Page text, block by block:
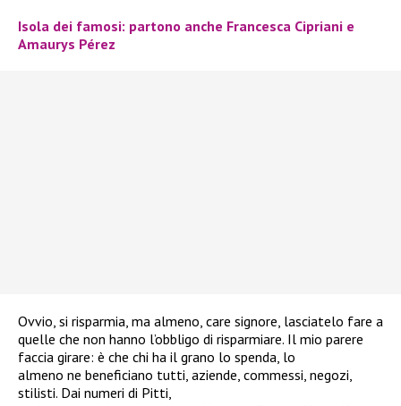
Isola dei famosi: partono anche Francesca Cipriani e
Amaurys Pérez
Ovvio, si risparmia, ma almeno, care signore, lasciatelo fare a
quelle che non hanno l’obbligo di risparmiare. Il mio parere
faccia girare: è che chi ha il grano lo spenda, lo
almeno ne beneficiano tutti, aziende, commessi, negozi,
stilisti. Dai numeri di Pitti,